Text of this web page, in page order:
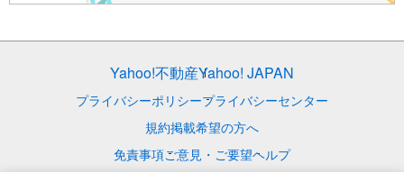
Yahoo!不動産Yahoo! JAPAN
プライバシーポリシープライバシーセンター
規約掲載希望の方へ
免責事項ご意見・ご要望ヘルプ
© LY Corporation